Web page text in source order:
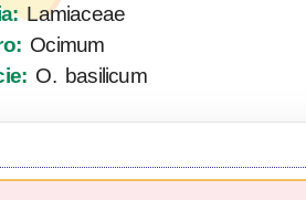
Lamiaceae
Ocimum
O. basilicum